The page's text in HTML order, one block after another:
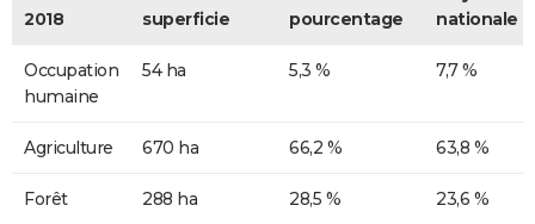
2018
superficie
pourcentage
nationale
Occupation
humaine
54 ha 5,3 % 7,7 %
Agriculture 670 ha 66,2 % 63,8 %
Forêt 288 ha 28,5 % 23,6 %